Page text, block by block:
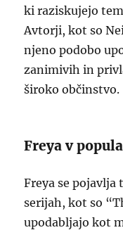
ki raziskujejo
Avtorji, kot so
njeno podobo
zanimivih in
široko občinstvo.
Freya v
Freya se
serijah, kot so
upodabljajo kot